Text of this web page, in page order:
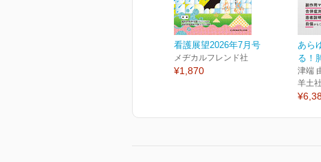
看護展望2026年7月号
メヂカルフレンド社
¥1,870
あら
る！
津端
羊土社